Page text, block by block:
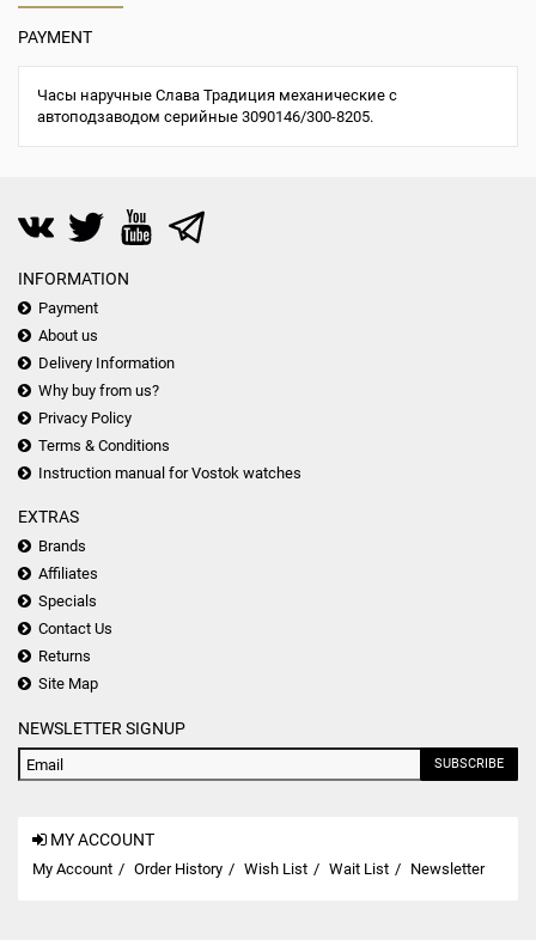
PAYMENT
Часы наручные Слава Традиция механические с
автоподзаводом серийные 3090146/300-8205.
INFORMATION
Payment
About us
Delivery Information
Why buy from us?
Privacy Policy
Terms & Conditions
Instruction manual for Vostok watches
EXTRAS
Brands
Affiliates
Specials
Contact Us
Returns
Site Map
NEWSLETTER SIGNUP
SUBSCRIBE
MY ACCOUNT
My Account Order History Wish List Wait List Newsletter